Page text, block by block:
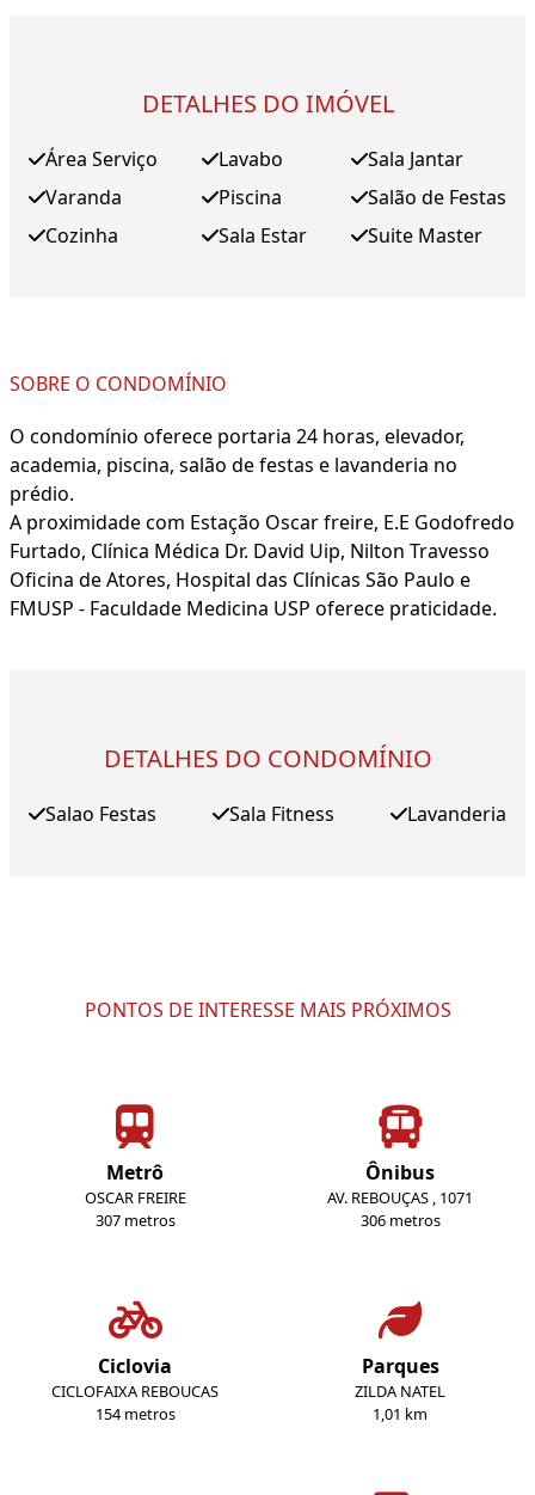
DETALHES DO IMÓVEL
Área Serviço
Varanda
Cozinha
Lavabo
Piscina
Sala Estar
Sala Jantar
Salão de Festas
Suite Master
SOBRE O CONDOMÍNIO
O condomínio oferece portaria 24 horas, elevador,
academia, piscina, salão de festas e lavanderia no
prédio.
A proximidade com Estação Oscar freire, E.E Godofredo
Furtado, Clínica Médica Dr. David Uip, Nilton Travesso
Oficina de Atores, Hospital das Clínicas São Paulo e
FMUSP - Faculdade Medicina USP oferece praticidade.
DETALHES DO CONDOMÍNIO
Salao Festas Sala Fitness Lavanderia
PONTOS DE INTERESSE MAIS PRÓXIMOS
Metrô
OSCAR FREIRE
307 metros
Ônibus
AV. REBOUÇAS , 1071
306 metros
Ciclovia
CICLOFAIXA REBOUCAS
154 metros
Parques
ZILDA NATEL
1,01 km